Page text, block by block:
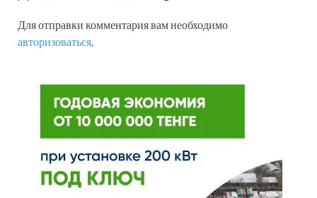
Для отправки комментария вам необходимо
авторизоваться